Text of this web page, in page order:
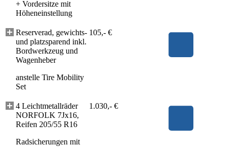
+ Vordersitze mit
Höheneinstellung
Reserverad, gewichts-
und platzsparend inkl.
Bordwerkzeug und
Wagenheber
anstelle Tire Mobility
Set
105,- €
4 Leichtmetallräder
NORFOLK 7Jx16,
Reifen 205/55 R16
Radsicherungen mit
1.030,- €